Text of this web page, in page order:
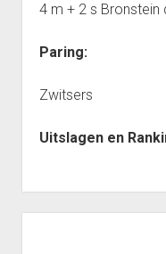
4 m + 2 s Bronstein
Paring:
Zwitsers
Uitslagen en